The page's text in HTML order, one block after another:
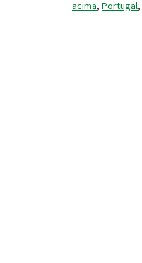
acima, Portugal,